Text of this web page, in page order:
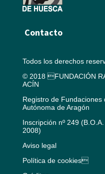
Contacto
Todos los derechos
© 2018 FUNDACIÓN
ACÍN
Registro de Fundaciones
Autónoma de Aragón
Inscripción nº 249
2008)
Aviso legal
Política de cookies